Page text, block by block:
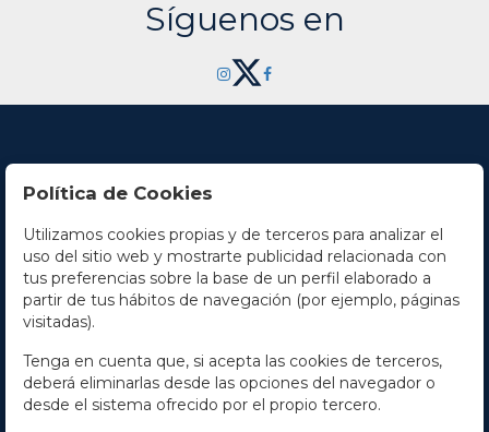
Síguenos en
Contacto
Horario
La empresa
Términos y condiciones
Política de Cookies
Utilizamos cookies propias y de terceros para analizar el
uso del sitio web y mostrarte publicidad relacionada con
tus preferencias sobre la base de un perfil elaborado a
partir de tus hábitos de navegación (por ejemplo, páginas
visitadas).
Tenga en cuenta que, si acepta las cookies de terceros,
deberá eliminarlas desde las opciones del navegador o
desde el sistema ofrecido por el propio tercero.